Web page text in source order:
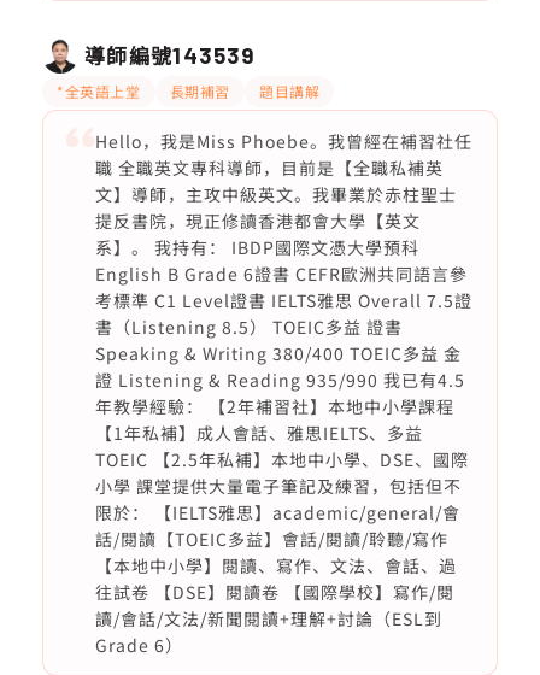
導師編號143539
*全英語上堂 長期補習 題目講解
Hello，我是Miss Phoebe。我曾經在補習社任
職 全職英文專科導師，目前是【全職私補英
文】導師，主攻中級英文。我畢業於赤柱聖士
提反書院，現正修讀香港都會大學【英文
系】。 我持有： IBDP國際文憑大學預科
English B Grade 6證書 CEFR歐洲共同語言參
考標準 C1 Level證書 IELTS雅思 Overall 7.5證
書（Listening 8.5） TOEIC多益 證書
Speaking & Writing 380/400 TOEIC多益 金
證 Listening & Reading 935/990 我已有4.5
年教學經驗： 【2年補習社】本地中小學課程
【1年私補】成人會話、雅思IELTS、多益
TOEIC 【2.5年私補】本地中小學、DSE、國際
小學 課堂提供大量電子筆記及練習，包括但不
限於： 【IELTS雅思】academic/general/會
話/閱讀【TOEIC多益】會話/閱讀/聆聽/寫作
【本地中小學】閱讀、寫作、文法、會話、過
往試卷 【DSE】閱讀卷 【國際學校】寫作/閱
讀/會話/文法/新聞閱讀+理解+討論（ESL到
Grade 6）